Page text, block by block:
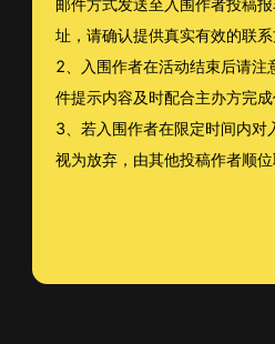
邮件方式发送至入围作者投稿
址，请确认提供真实有效的联系
2、入围作者在活动结束后请注
件提示内容及时配合主办方完成
3、若入围作者在限定时间内对
视为放弃，由其他投稿作者顺位